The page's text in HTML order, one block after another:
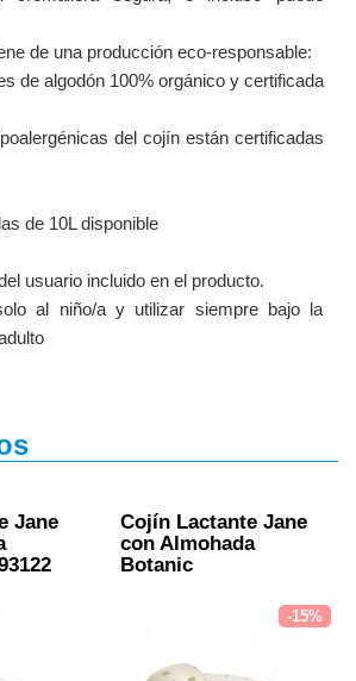
de una producción eco-responsable:
de algodón 100% orgánico y certificada
del cojín están certificadas
de 10L disponible
usuario incluido en el producto.
al niño/a y utilizar siempre bajo la
Jane
Cojín Lactante Jane
con Almohada
Botanic
-15%